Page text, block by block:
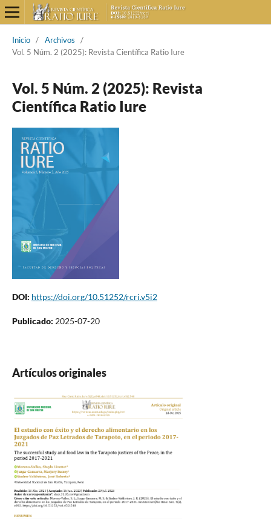
Inicio / Archivos
/
Vol. 5 Núm. 2 (2025): Revista Científica Ratio Iure
Vol. 5 Núm. 2 (2025): Revista
Científica Ratio Iure
DOI: https://doi.org/10.51252/rcri.v5i2
Publicado: 2025-07-20
Artículos originales